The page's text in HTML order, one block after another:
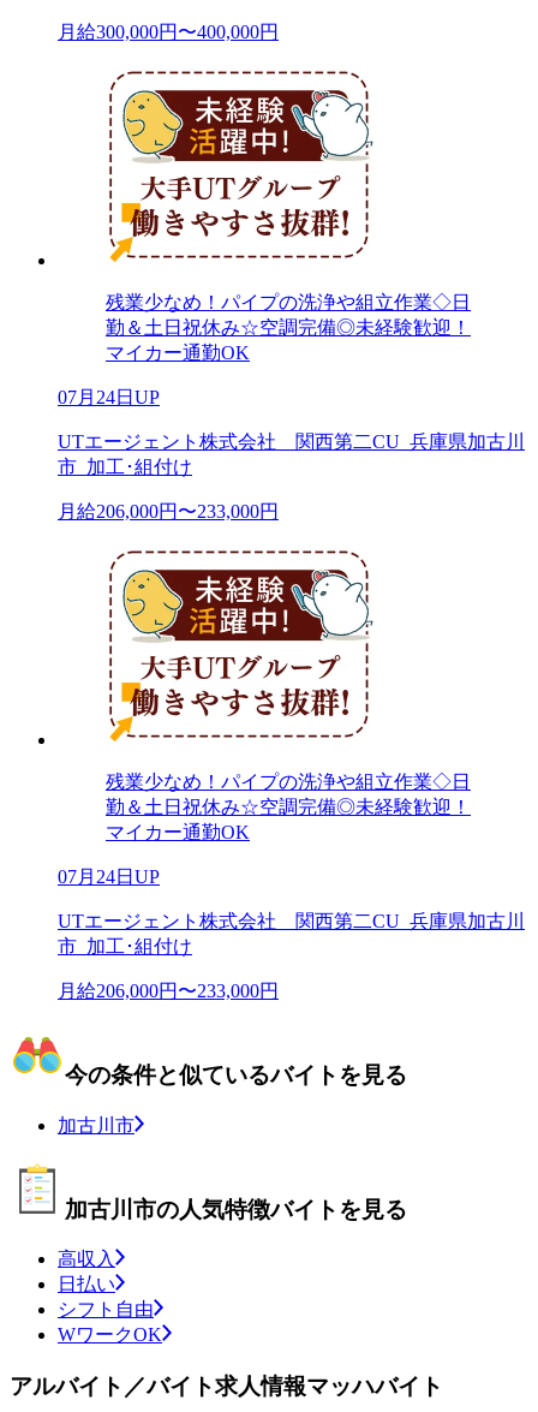
月給300,000円〜400,000円
残業少なめ！パイプの洗浄や組立作業◇日
勤＆土日祝休み☆空調完備◎未経験歓迎！
マイカー通勤OK
07月24日UP
UTエージェント株式会社 関西第二CU_兵庫県加古川
市_加工･組付け
月給206,000円〜233,000円
残業少なめ！パイプの洗浄や組立作業◇日
勤＆土日祝休み☆空調完備◎未経験歓迎！
マイカー通勤OK
07月24日UP
UTエージェント株式会社 関西第二CU_兵庫県加古川
市_加工･組付け
月給206,000円〜233,000円
今の条件と似ているバイトを見る
加古川市
加古川市の人気特徴バイトを見る
高収入
日払い
シフト自由
WワークOK
アルバイト／バイト求人情報マッハバイト